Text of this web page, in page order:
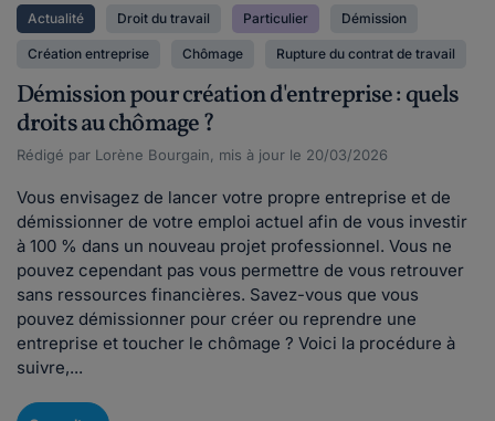
Actualité Droit du travail Particulier Démission
Création entreprise Chômage Rupture du contrat de travail
Démission pour création d'entreprise : quels
droits au chômage ?
Rédigé par Lorène Bourgain, mis à jour le 20/03/2026
Vous envisagez de lancer votre propre entreprise et de
démissionner de votre emploi actuel afin de vous investir
à 100 % dans un nouveau projet professionnel. Vous ne
pouvez cependant pas vous permettre de vous retrouver
sans ressources financières. Savez-vous que vous
pouvez démissionner pour créer ou reprendre une
entreprise et toucher le chômage ? Voici la procédure à
suivre,...